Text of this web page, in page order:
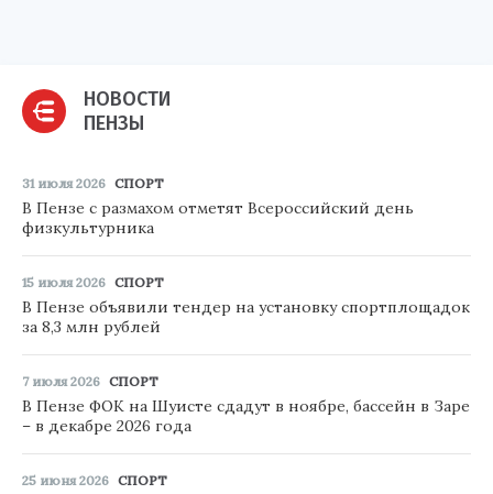
НОВОСТИ
ПЕНЗЫ
31 июля 2026 СПОРТ
В Пензе с размахом отметят Всероссийский день
физкультурника
15 июля 2026 СПОРТ
В Пензе объявили тендер на установку спортплощадок
за 8,3 млн рублей
7 июля 2026 СПОРТ
В Пензе ФОК на Шуисте сдадут в ноябре, бассейн в Заре
– в декабре 2026 года
25 июня 2026 СПОРТ